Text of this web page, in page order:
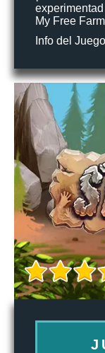
My Free
Info del Juego